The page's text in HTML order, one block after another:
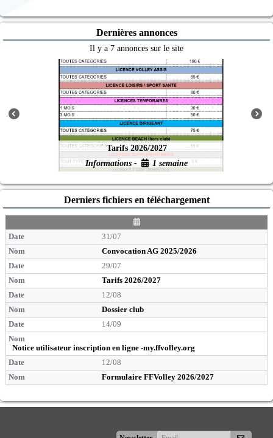
Dernières annonces
Il y a 7 annonces sur le site
Tarifs 2026/2027
Informations -
1 semaine
Derniers fichiers en téléchargement
D
a
e
31/07
Convocation AG 2025/2026
29/07
Tarifs 2026/2027
12/08
Dossier club
14/09
Notice utilisateur inscription en ligne -my.ffvolley.org
12/08
Formulaire FFVolley 2026/2027